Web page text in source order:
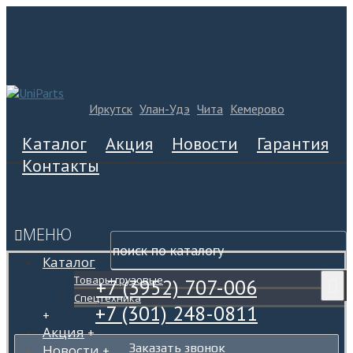
Иркутск Улан-Удэ Чита Кемерово
Каталог Акция Новости
Гарантия
Контакты
МЕНЮ
Каталог
Товары грузовые
Спецтехника
+
Акция +
+7 (3952) 707-006
+7 (301) 248-0811
Заказать звонок